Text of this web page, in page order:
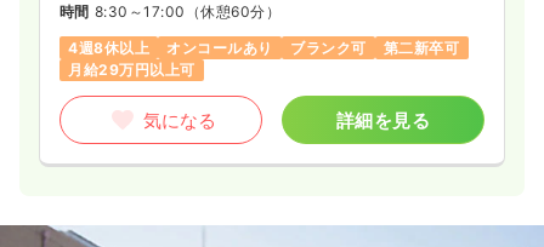
時間 8:30～17:00 （休憩60分）
4週8休以上
オンコールあり ブランク可
第二新卒可
月給29万円以上可
気になる 詳細を見る